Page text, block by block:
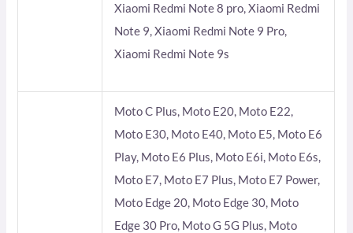
Xiaomi Redmi Note 8 pro, Xiaomi Redmi
Note 9, Xiaomi Redmi Note 9 Pro,
Xiaomi Redmi Note 9s
Moto C Plus, Moto E20, Moto E22,
Moto E30, Moto E40, Moto E5, Moto E6
Play, Moto E6 Plus, Moto E6i, Moto E6s,
Moto E7, Moto E7 Plus, Moto E7 Power,
Moto Edge 20, Moto Edge 30, Moto
Edge 30 Pro, Moto G 5G Plus, Moto